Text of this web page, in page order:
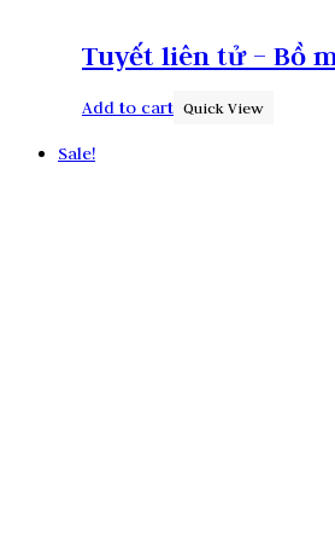
Tuyết liên tử – Bồ
Add to cart Quick View
Sale!